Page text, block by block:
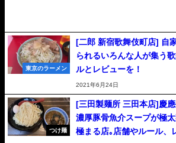
東京のラーメン
[二郎 新宿歌舞伎町店] 自
られるいろんな人が集う
ルとレビューを！
2021年6月24日
つけ麺
[三田製麺所 三田本店]慶
濃厚豚骨魚介スープが極
極まる店｡店舗やルール、